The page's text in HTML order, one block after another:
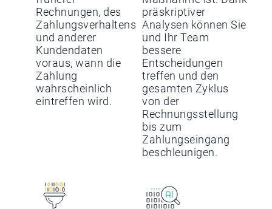
Rechnungen, des
Zahlungsverhaltens
und anderer
Kundendaten
voraus, wann die
Zahlung
wahrscheinlich
eintreffen wird.
präskriptiver
Analysen können Sie
und Ihr Team
bessere
Entscheidungen
treffen und den
gesamten Zyklus
von der
Rechnungsstellung
bis zum
Zahlungseingang
beschleunigen.